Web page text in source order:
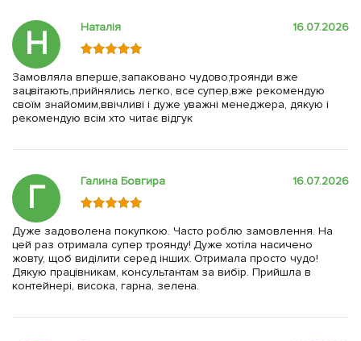
Н Наталія 16.07.2026
Замовляла вперше,запаковано чудово,троянди вже
зацвітають,прийнялись легко, все супер,вже рекомендую
своїм знайомим,ввічливі і дуже уважні менеджера, дякую і
рекомендую всім хто читає відгук
Г Галина Бовгира 16.07.2026
Дуже задоволена покупкою. Часто роблю замовлення. На
цей раз отримала супер троянду! Дуже хотіла насичено
жовту, щоб виділити серед інших. Отримала просто чудо!
Дякую працівникам, консультантам за вибір. Прийшла в
контейнері, висока, гарна, зелена.